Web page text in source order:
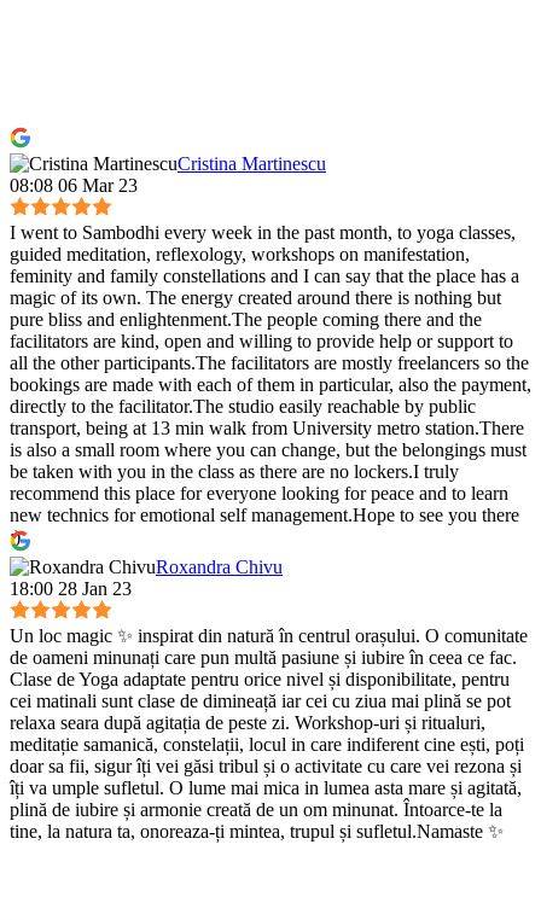
Cristina Martinescu
08:08 06 Mar 23
I went to Sambodhi every week in the past month, to yoga classes,
guided meditation, reflexology, workshops on manifestation,
feminity and family constellations and I can say that the place has a
magic of its own. The energy created around there is nothing but
pure bliss and enlightenment.The people coming there and the
facilitators are kind, open and willing to provide help or support to
all the other participants.The facilitators are mostly freelancers so the
bookings are made with each of them in particular, also the payment,
directly to the facilitator.The studio easily reachable by public
transport, being at 13 min walk from University metro station.There
is also a small room where you can change, but the belongings must
be taken with you in the class as there are no lockers.I truly
recommend this place for everyone looking for peace and to learn
new technics for emotional self management.Hope to see you there
:)
Roxandra Chivu
18:00 28 Jan 23
Un loc magic ✨ inspirat din natură în centrul orașului. O comunitate
de oameni minunați care pun multă pasiune și iubire în ceea ce fac.
Clase de Yoga adaptate pentru orice nivel și disponibilitate, pentru
cei matinali sunt clase de dimineață iar cei cu ziua mai plină se pot
relaxa seara după agitația de peste zi. Workshop-uri și ritualuri,
meditație samanică, constelații, locul in care indiferent cine ești, poți
doar sa fii, sigur îți vei găsi tribul și o activitate cu care vei rezona și
îți va umple sufletul. O lume mai mica in lumea asta mare și agitată,
plină de iubire și armonie creată de un om minunat. Întoarce-te la
tine, la natura ta, onoreaza-ți mintea, trupul și sufletul.Namaste ✨